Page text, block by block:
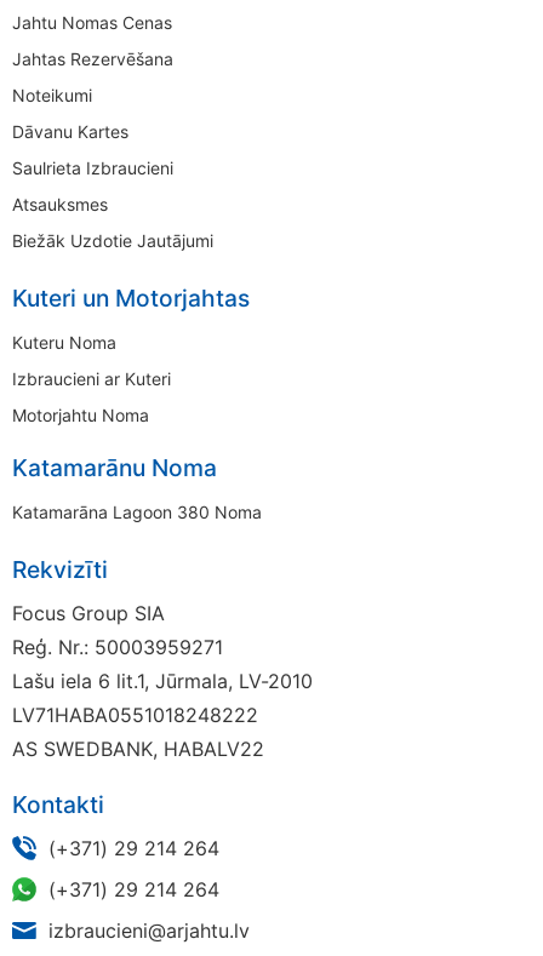
Jahtu Nomas Cenas
Jahtas Rezervēšana
Noteikumi
Dāvanu Kartes
Saulrieta Izbraucieni
Atsauksmes
Biežāk Uzdotie Jautājumi
Kuteri un Motorjahtas
Kuteru Noma
Izbraucieni ar Kuteri
Motorjahtu Noma
Katamarānu Noma
Katamarāna Lagoon 380 Noma
Rekvizīti
Focus Group SIA
Reģ. Nr.: 50003959271
Lašu iela 6 lit.1, Jūrmala, LV-2010
LV71HABA0551018248222
AS SWEDBANK, HABALV22
Kontakti
(+371) 29 214 264
(+371) 29 214 264
izbraucieni@arjahtu.lv